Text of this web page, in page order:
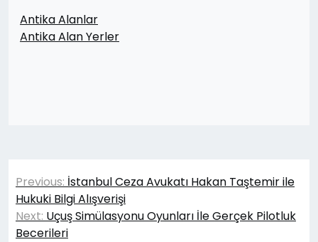
Antika Alanlar
Antika Alan Yerler
Yazı
gezinmesi
Previous: İstanbul Ceza Avukatı Hakan Taştemir ile
Hukuki Bilgi Alışverişi
Next: Uçuş Simülasyonu Oyunları İle Gerçek Pilotluk
Becerileri